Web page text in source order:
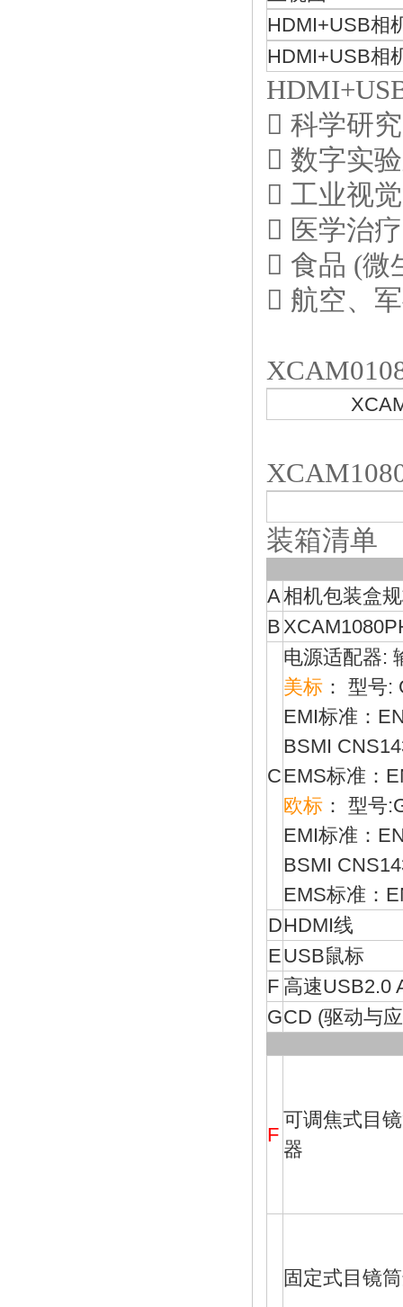
HDMI+USB相
HDMI+USB相
 科学研
 数字实
 工业视
 医学治
 食品 (微
 航空、
装箱清单
A相机包装盒
B
C
电源适配器:
美标 ： 型号
EMI标准：
BSMI
EMS标准：
欧标 ： 型号
EMI标准：
BSMI
EMS标准：
DHDMI线
EUSB鼠标
F 高速USB2.0
GCD (驱动与
F
可调焦式目
器
固定式目镜